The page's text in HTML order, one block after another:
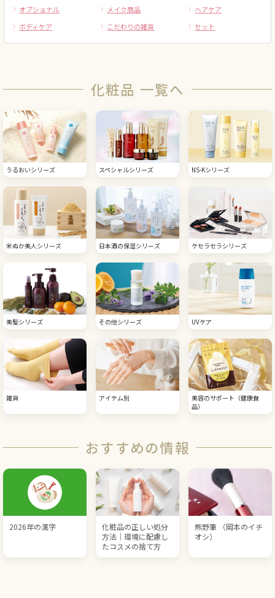
オプショナル メイク商品
ヘアケア
ボディケア
こだわりの雑貨 セット
化粧品 一覧へ
うるおいシリーズ スペシャルシリーズ NS-Kシリーズ
米ぬか美人シリーズ 日本酒の保湿シリーズ ケセラセラシリーズ
美髪シリーズ その他シリーズ UVケア
雑貨 アイテム別
美容のサポート（健康食
品）
おすすめの情報
2026年の漢字
化粧品の正しい処分
方法｜環境に配慮し
たコスメの捨て方
熊野筆 （岡本のイチ
オシ）